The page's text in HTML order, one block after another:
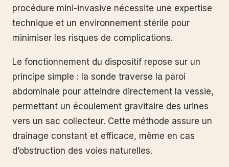
procédure mini-invasive nécessite une expertise
technique et un environnement stérile pour
minimiser les risques de complications.
Le fonctionnement du dispositif repose sur un
principe simple : la sonde traverse la paroi
abdominale pour atteindre directement la vessie,
permettant un écoulement gravitaire des urines
vers un sac collecteur. Cette méthode assure un
drainage constant et efficace, même en cas
d’obstruction des voies naturelles.